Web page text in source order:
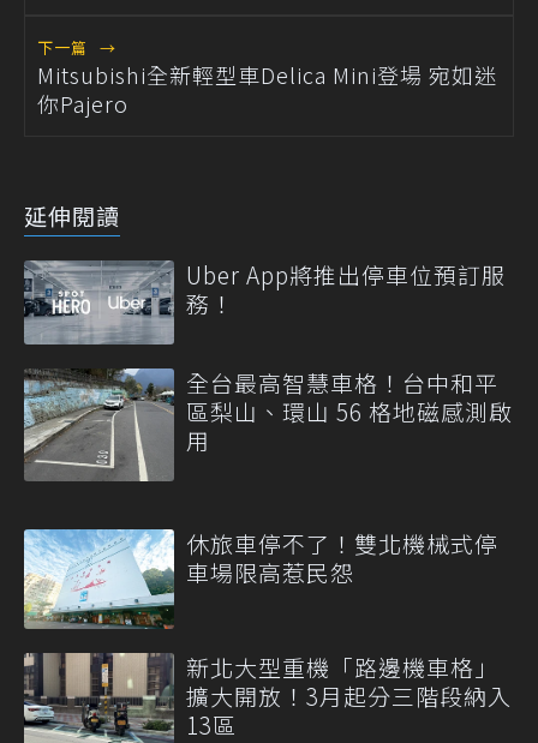
下一篇 →
Mitsubishi全新輕型車Delica Mini登場 宛如迷
你Pajero
延伸閱讀
Uber App將推出停車位預訂服
務！
全台最高智慧車格！台中和平
區梨山、環山 56 格地磁感測啟
用
休旅車停不了！雙北機械式停
車場限高惹民怨
新北大型重機「路邊機車格」
擴大開放！3月起分三階段納入
13區